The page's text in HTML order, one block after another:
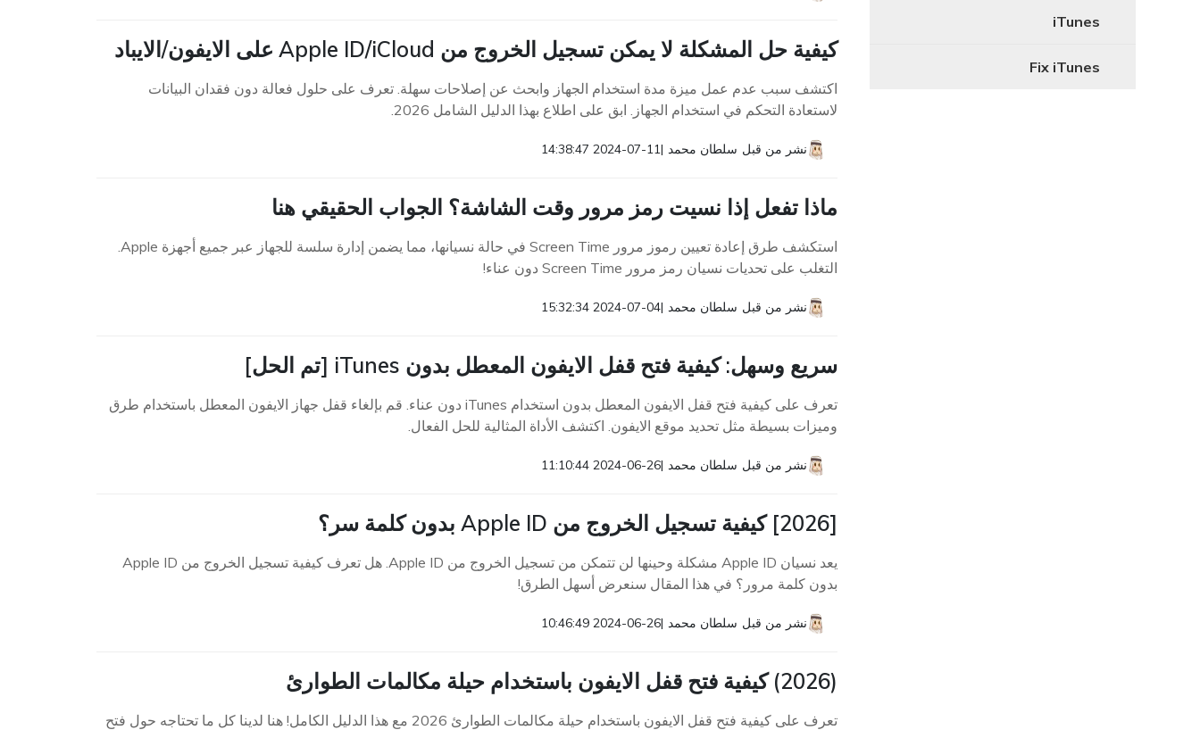
iTunes
Fix iTunes
كيفية حل المشكلة لا يمكن تسجيل الخروج من Apple ID/iCloud على الايفون/الايباد
اكتشف سبب عدم عمل ميزة مدة استخدام الجهاز وابحث عن إصلاحات سهلة. تعرف على حلول فعالة دون فقدان البيانات
لاستعادة التحكم في استخدام الجهاز. ابق على اطلاع بهذا الدليل الشامل 2026.
نشر من قبل سلطان محمد |
2024-07-11 14:38:47
ماذا تفعل إذا نسيت رمز مرور وقت الشاشة؟ الجواب الحقيقي هنا
استكشف طرق إعادة تعيين رموز مرور Screen Time في حالة نسيانها، مما يضمن إدارة سلسة للجهاز عبر جميع أجهزة Apple.
التغلب على تحديات نسيان رمز مرور Screen Time دون عناء!
نشر من قبل سلطان محمد |
2024-07-04 15:32:34
سريع وسهل: كيفية فتح قفل الايفون المعطل بدون iTunes [تم الحل]
تعرف على كيفية فتح قفل الايفون المعطل بدون استخدام iTunes دون عناء. قم بإلغاء قفل جهاز الايفون المعطل باستخدام طرق
وميزات بسيطة مثل تحديد موقع الايفون. اكتشف الأداة المثالية للحل الفعال.
نشر من قبل سلطان محمد |
2024-06-26 11:10:44
[2026] كيفية تسجيل الخروج من Apple ID بدون كلمة سر؟
يعد نسيان Apple ID مشكلة وحينها لن تتمكن من تسجيل الخروج من Apple ID. هل تعرف كيفية تسجيل الخروج من Apple ID
بدون كلمة مرور؟ في هذا المقال سنعرض أسهل الطرق!
نشر من قبل سلطان محمد |
2024-06-26 10:46:49
(2026) كيفية فتح قفل الايفون باستخدام حيلة مكالمات الطوارئ
تعرف على كيفية فتح قفل الايفون باستخدام حيلة مكالمات الطوارئ 2026 مع هذا الدليل الكامل! هنا لدينا كل ما تحتاجه حول فتح